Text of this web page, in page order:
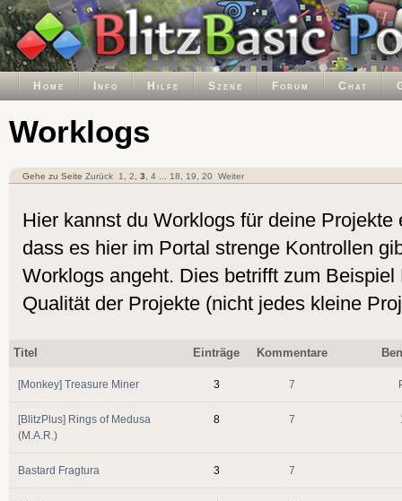
Home Info Hilfe Szene Forum Chat
Worklogs
Gehe zu Seite Zurück 1 2 3 4... 18 19 20 Weiter
Hier kannst du Worklogs für deine
dass es hier im Portal strenge Kontrollen
Worklogs angeht. Dies betrifft zum
Qualität der Projekte (nicht jedes kleine
Titel Einträge Kommentare
[Monkey] Treasure Miner 3 7
[BlitzPlus] Rings of Medusa
(M.A.R.)
8 7
Bastard Fragtura 3 7